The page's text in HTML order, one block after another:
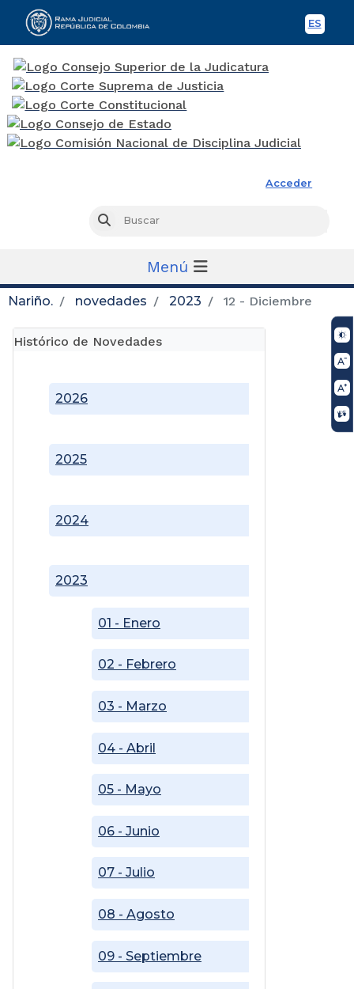
ES
Acceder
Buscar
Menú
Nariño. novedades 2023 12 - Diciembre
Histórico de Novedades
2023
01 - Enero
02 - Febrero
03 - Marzo
04 - Abril
05 - Mayo
06 - Junio
07 - Julio
08 - Agosto
09 - Septiembre
2024
2025
2026